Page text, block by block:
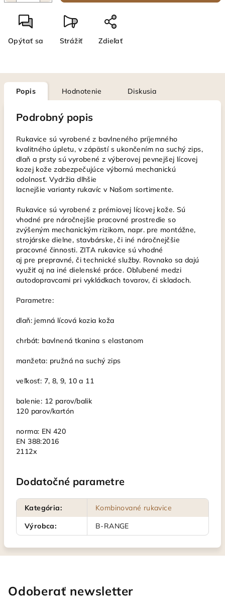
Opýtať sa Strážiť Zdieľať
Popis Hodnotenie Diskusia
Podrobný popis
Rukavice sú vyrobené z bavlneného príjemného
kvalitného úpletu, v zápästí s ukončením na suchý zips,
dlaň a prsty sú vyrobené z výberovej pevnejšej lícovej
kozej kože zabezpečujúce výbornú mechanickú
odolnosť. Vydržia dlhšie
lacnejšie varianty rukavíc v Našom sortimente.
Rukavice sú vyrobené z prémiovej lícovej kože. Sú
vhodné pre náročnejšie pracovné prostredie so
zvýšeným mechanickým rizikom, napr. pre montážne,
strojárske dielne, stavbárske, či iné náročnejčšie
pracovné činnosti. ZITA rukavice sú vhodné
aj pre prepravné, či technické služby. Rovnako sa dajú
využiť aj na iné dielenské práce. Obľubené medzi
autodopravcami pri vykládkach tovarov, či skladoch.
Parametre:
dlaň: jemná lícová kozia koža
chrbát: bavlnená tkanina s elastanom
manžeta: pružná na suchý zips
veľkosť: 7, 8, 9, 10 a 11
balenie: 12 parov/balik
120 parov/kartón
norma: EN 420
EN 388:2016
2112x
Dodatočné parametre
Kategória:
Kombinované rukavice
Výrobca: B-RANGE
Odoberať newsletter